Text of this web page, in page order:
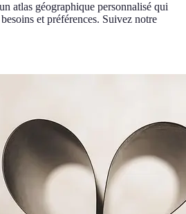
atlas géographique personnalisé qui
et préférences. Suivez notre